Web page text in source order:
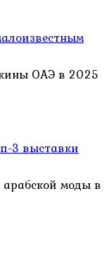
ОАЭ в 2025
3 выставки
моды в